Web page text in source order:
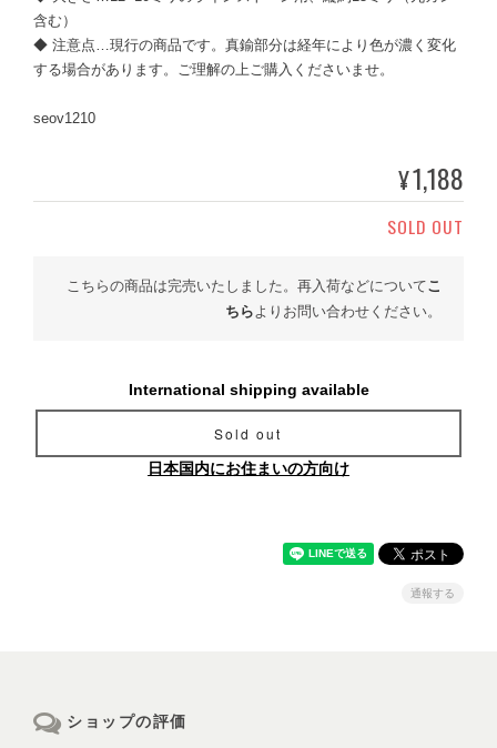
含む）
◆ 注意点…現行の商品です。真鍮部分は経年により色が濃く変化
する場合があります。ご理解の上ご購入くださいませ。
seov1210
¥1,188
SOLD OUT
こちらの商品は完売いたしました。再入荷などについてこ
ちらよりお問い合わせください。
International shipping available
Sold out
日本国内にお住まいの方向け
通報する
ショップの評価